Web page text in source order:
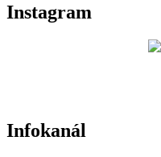
Instagram
Infokanál